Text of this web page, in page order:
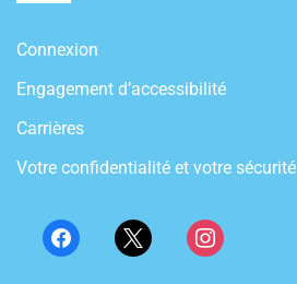
Connexion
Engagement d’accessibilité
Carrières
Votre confidentialité et votre sécurité